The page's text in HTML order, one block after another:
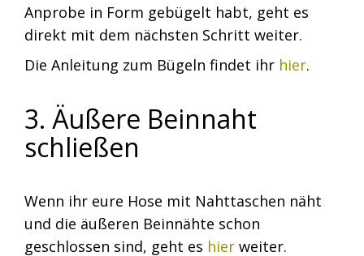
Anprobe in Form gebügelt habt, geht es
direkt mit dem nächsten Schritt weiter.
Die Anleitung zum Bügeln findet ihr hier.
3. Äußere Beinnaht
schließen
Wenn ihr eure Hose mit Nahttaschen näht
und die äußeren Beinnähte schon
geschlossen sind, geht es hier weiter.